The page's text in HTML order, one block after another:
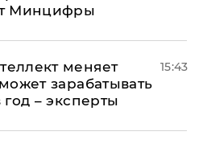
Минцифры
меняет
зарабатывать
год – эксперты
15:43